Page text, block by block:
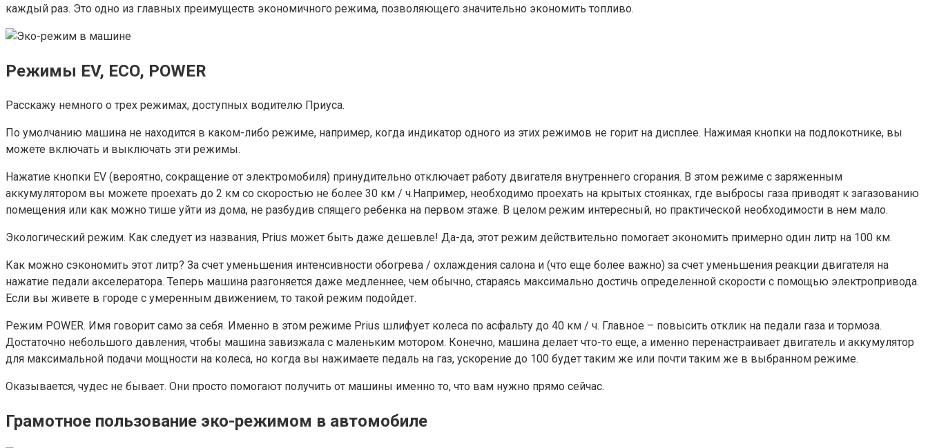
каждый раз. Это одно из главных преимуществ экономичного режима, позволяющего значительно экономить топливо.
Режимы EV, ECO, POWER
Расскажу немного о трех режимах, доступных водителю Приуса.
По умолчанию машина не находится в каком-либо режиме, например, когда индикатор одного из этих режимов не горит на дисплее. Нажимая кнопки на подлокотнике, вы
можете включать и выключать эти режимы.
Нажатие кнопки EV (вероятно, сокращение от электромобиля) принудительно отключает работу двигателя внутреннего сгорания. В этом режиме с заряженным
аккумулятором вы можете проехать до 2 км со скоростью не более 30 км / ч.Например, необходимо проехать на крытых стоянках, где выбросы газа приводят к загазованию
помещения или как можно тише уйти из дома, не разбудив спящего ребенка на первом этаже. В целом режим интересный, но практической необходимости в нем мало.
Экологический режим. Как следует из названия, Prius может быть даже дешевле! Да-да, этот режим действительно помогает экономить примерно один литр на 100 км.
Как можно сэкономить этот литр? За счет уменьшения интенсивности обогрева / охлаждения салона и (что еще более важно) за счет уменьшения реакции двигателя на
нажатие педали акселератора. Теперь машина разгоняется даже медленнее, чем обычно, стараясь максимально достичь определенной скорости с помощью электропривода.
Если вы живете в городе с умеренным движением, то такой режим подойдет.
Режим POWER. Имя говорит само за себя. Именно в этом режиме Prius шлифует колеса по асфальту до 40 км / ч. Главное – повысить отклик на педали газа и тормоза.
Достаточно небольшого давления, чтобы машина завизжала с маленьким мотором. Конечно, машина делает что-то еще, а именно перенастраивает двигатель и аккумулятор
для максимальной подачи мощности на колеса, но когда вы нажимаете педаль на газ, ускорение до 100 будет таким же или почти таким же в выбранном режиме.
Оказывается, чудес не бывает. Они просто помогают получить от машины именно то, что вам нужно прямо сейчас.
Грамотное пользование эко-режимом в автомобиле